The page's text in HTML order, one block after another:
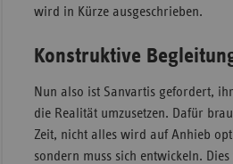
wird in Kürze ausgeschrieben.
Konstruktive
Nun also ist Sanvartis gefordert,
die Realität umzusetzen. Dafür
Zeit, nicht alles wird auf Anhieb
sondern muss sich entwickeln.